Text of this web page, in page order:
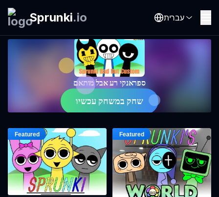
Sprunki.io עברית
ספראנקי רע אבל מותאם
שחק במשחק עכשיו